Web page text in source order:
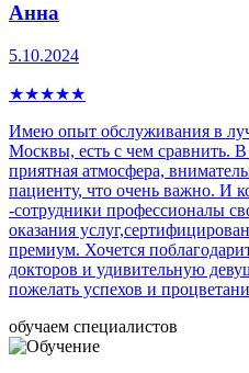
Анна
5.10.2024
★★★★★
Имею опыт обслуживания в
Москвы, есть с чем сравнить.
приятная атмосфера,
пациенту, что очень важно. И
-сотрудники профессионалы
оказания
премиум. Хочется
докторов и удивительную
пожелать успехов и
обучаем специалистов